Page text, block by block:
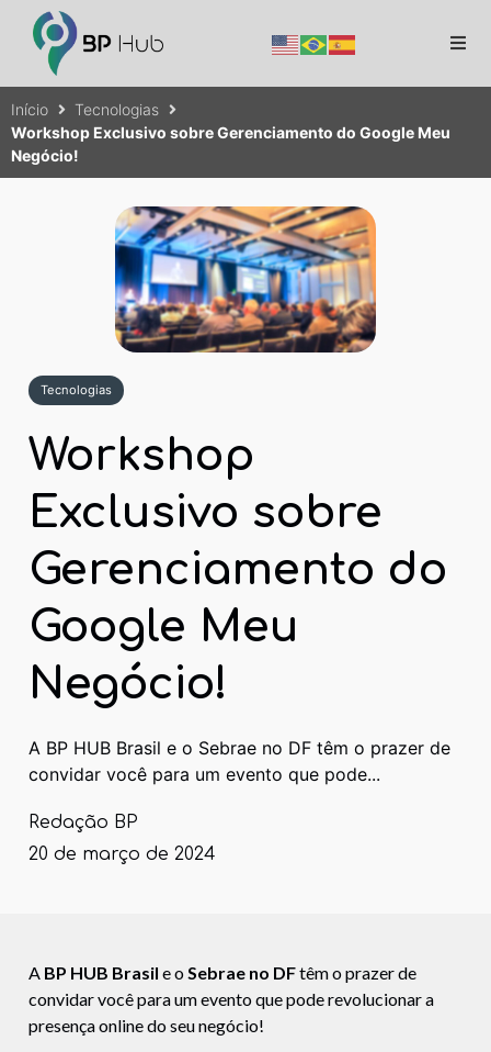
Início
Tecnologias
Workshop Exclusivo sobre Gerenciamento do Google Meu
Negócio!
Tecnologias
Workshop
Exclusivo sobre
Gerenciamento do
Google Meu
Negócio!
A BP HUB Brasil e o Sebrae no DF têm o prazer de
convidar você para um evento que pode...
Redação BP
20 de março de 2024
A BP HUB Brasil e oSebrae no DFtêm o prazer de
convidar você para um evento que pode revolucionar a
presença online do seu negócio!